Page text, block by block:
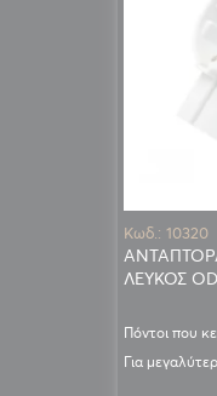
Κωδ.: 10320
ΛΕΥΚΟΣ
Πόντοι που
Για